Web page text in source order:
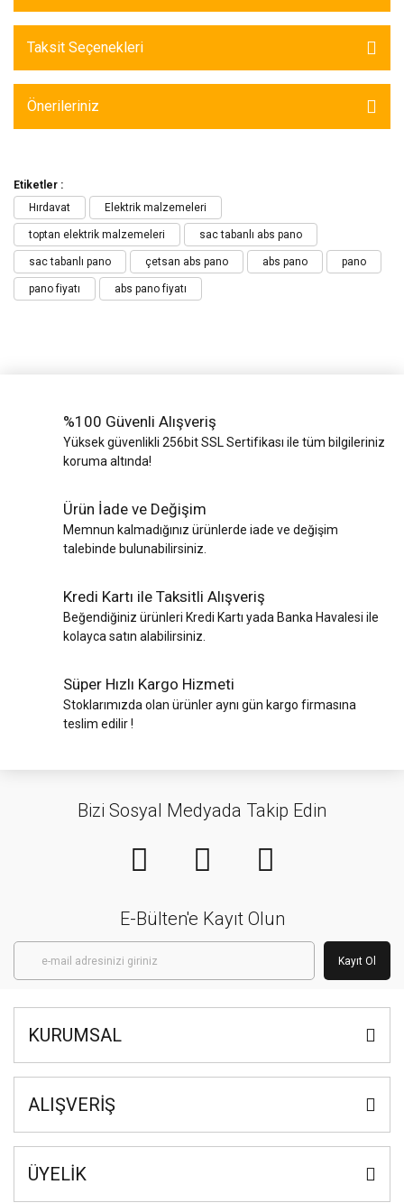
Taksit Seçenekleri
Önerileriniz
Etiketler :
Hırdavat
Elektrik malzemeleri
toptan elektrik malzemeleri sac tabanlı abs pano
sac tabanlı pano çetsan abs pano abs pano pano
pano fiyatı abs pano fiyatı
%100 Güvenli Alışveriş
Yüksek güvenlikli 256bit SSL Sertifikası ile tüm bilgileriniz
koruma altında!
Ürün İade ve Değişim
Memnun kalmadığınız ürünlerde iade ve değişim
talebinde bulunabilirsiniz.
Kredi Kartı ile Taksitli Alışveriş
Beğendiğiniz ürünleri Kredi Kartı yada Banka Havalesi ile
kolayca satın alabilirsiniz.
Süper Hızlı Kargo Hizmeti
Stoklarımızda olan ürünler aynı gün kargo firmasına
teslim edilir !
Bizi Sosyal Medyada Takip Edin
E-Bülten'e Kayıt Olun
Kayıt Ol
KURUMSAL
ALIŞVERİŞ
ÜYELİK